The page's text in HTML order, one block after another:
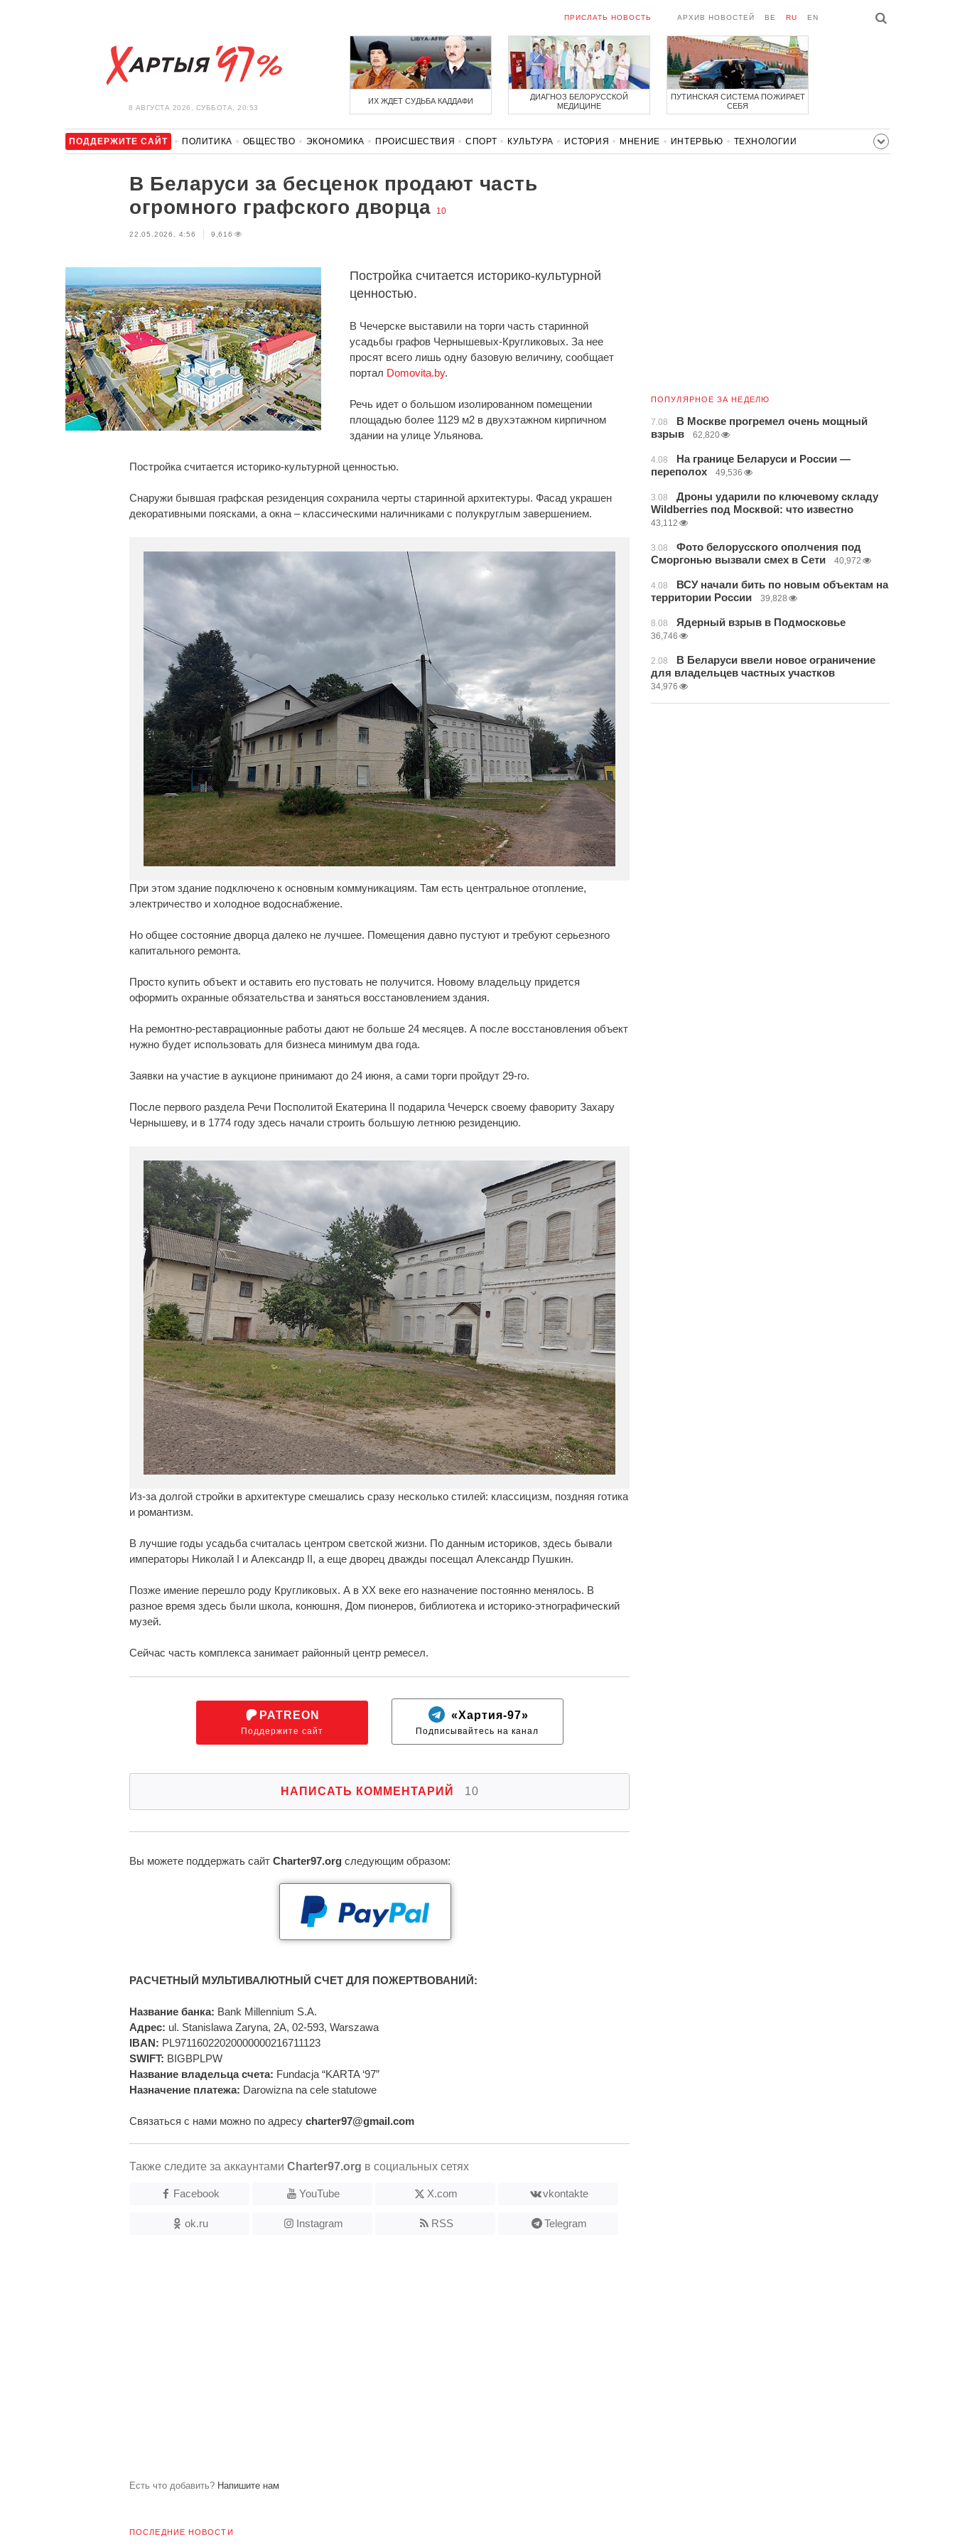
8 АВГУСТА 2026, СУББОТА, 20:53
ПРИСЛАТЬ НОВОСТЬ АРХИВ НОВОСТЕЙ BE RU EN
ИХ ЖДЕТ СУДЬБА КАДДАФИ
ДИАГНОЗ БЕЛОРУССКОЙ
МЕДИЦИНЕ
ПУТИНСКАЯ СИСТЕМА ПОЖИРАЕТ
СЕБЯ
ПОДДЕРЖИТЕ САЙТ ПОЛИТИКА ОБЩЕСТВО ЭКОНОМИКА ПРОИСШЕСТВИЯ СПОРТ КУЛЬТУРА ИСТОРИЯ МНЕНИЕ ИНТЕРВЬЮ
ТЕХНОЛОГИИ
В Беларуси за бесценок продают часть
огромного графского дворца
10
22.05.2026, 4:56 9,616
Постройка считается историко-культурной
ценностью.
В Чечерске выставили на торги часть старинной
усадьбы графов Чернышевых-Кругликовых. За нее
просят всего лишь одну базовую величину, сообщает
портал Domovita.by.
Речь идет о большом изолированном помещении
площадью более 1129 м2 в двухэтажном кирпичном
здании на улице Ульянова.
Постройка считается историко-культурной ценностью.
Снаружи бывшая графская резиденция сохранила черты старинной архитектуры. Фасад украшен
декоративными поясками, а окна – классическими наличниками с полукруглым завершением.
При этом здание подключено к основным коммуникациям. Там есть центральное отопление,
электричество и холодное водоснабжение.
Но общее состояние дворца далеко не лучшее. Помещения давно пустуют и требуют серьезного
капитального ремонта.
Просто купить объект и оставить его пустовать не получится. Новому владельцу придется
оформить охранные обязательства и заняться восстановлением здания.
На ремонтно-реставрационные работы дают не больше 24 месяцев. А после восстановления объект
нужно будет использовать для бизнеса минимум два года.
Заявки на участие в аукционе принимают до 24 июня, а сами торги пройдут 29-го.
После первого раздела Речи Посполитой Екатерина II подарила Чечерск своему фавориту Захару
Чернышеву, и в 1774 году здесь начали строить большую летнюю резиденцию.
Из-за долгой стройки в архитектуре смешались сразу несколько стилей: классицизм, поздняя готика
и романтизм.
В лучшие годы усадьба считалась центром светской жизни. По данным историков, здесь бывали
императоры Николай I и Александр II, а еще дворец дважды посещал Александр Пушкин.
Позже имение перешло роду Кругликовых. А в XX веке его назначение постоянно менялось. В
разное время здесь были школа, конюшня, Дом пионеров, библиотека и историко-этнографический
музей.
Сейчас часть комплекса занимает районный центр ремесел.
PATREON
Поддержите сайт
«Хартия-97»
Подписывайтесь на канал
НАПИСАТЬ КОММЕНТАРИЙ 10
Вы можете поддержать сайт Charter97.org следующим образом:
РАСЧЕТНЫЙ МУЛЬТИВАЛЮТНЫЙ СЧЕТ ДЛЯ ПОЖЕРТВОВАНИЙ:
Название банка: Bank Millennium S.A.
Адрес: ul. Stanislawa Zaryna, 2A, 02-593, Warszawa
IBAN: PL97116022020000000216711123
SWIFT: BIGBPLPW
Название владельца счета: Fundacja “KARTA ‘97”
Назначение платежа: Darowizna na cele statutowe
Связаться с нами можно по адресу charter97@gmail.com
Также следите за аккаунтами Charter97.org в социальных сетях
Facebook YouTube X.com vkontakte
ok.ru Instagram RSS Telegram
Есть что добавить? Напишите нам
ПОСЛЕДНИЕ НОВОСТИ
ПОПУЛЯРНОЕ ЗА НЕДЕЛЮ
7.08
В Москве прогремел очень мощный
взрыв
62,820
4.08
На границе Беларуси и России —
переполох
49,536
3.08
Дроны ударили по ключевому складу
Wildberries под Москвой: что известно
43,112
3.08
Фото белорусского ополчения под
Сморгонью вызвали смех в Сети
40,972
4.08
ВСУ начали бить по новым объектам на
территории России
39,828
8.08 Ядерный взрыв в Подмосковье
36,746
2.08
В Беларуси ввели новое ограничение
для владельцев частных участков
34,976